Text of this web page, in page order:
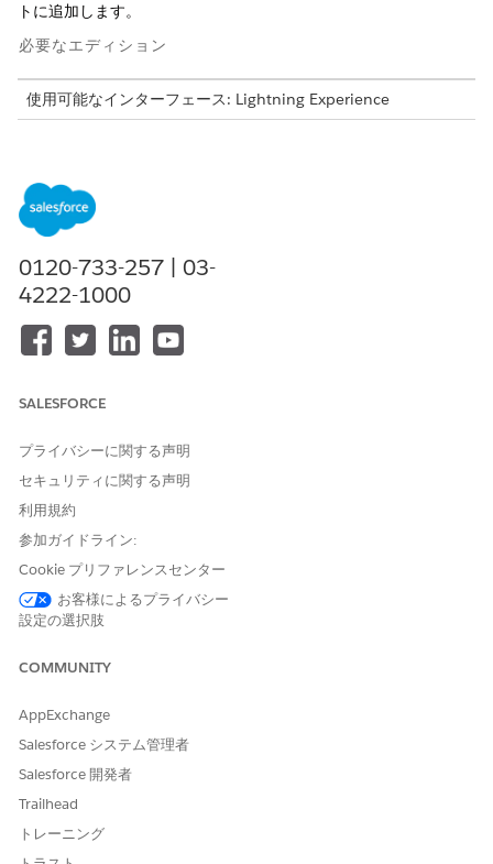
トに追加します。
必要なエディション
使用可能なインターフェース: Lightning Experience
Enterprise
Edition
サブエージェントとアクショ
請求サービス支援サブエージェントが有効になっていることを
[請求の検索] アクションと [請求概要を取得] アクションが有
られていることを確認します。
[Claims Service Assistance (請求サービス支援)] サブエージェ
関連項目:
サブエージェント
エージェントアクション
0120-733-257 | 03-
4222-1000
SALESFORCE
プライバシーに関する声明
セキュリティに関する声明
利用規約
参加ガイドライン:
Cookie プリファレンスセンター
お客様によるプライバシー
設定の選択肢
COMMUNITY
AppExchange
Salesforce システム管理者
Salesforce 開発者
Trailhead
トレーニング